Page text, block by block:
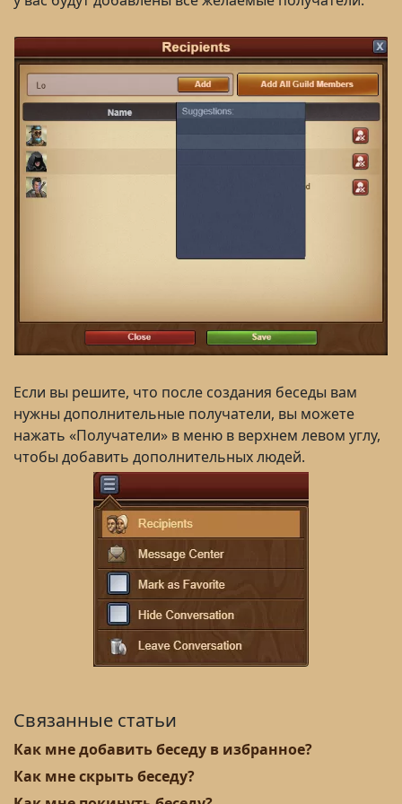
Если вы решите, что после создания беседы вам
нужны дополнительные получатели, вы можете
нажать «Получатели» в меню в верхнем левом углу,
чтобы добавить дополнительных людей.
Связанные статьи
Как мне добавить беседу в избранное?
Как мне скрыть беседу?